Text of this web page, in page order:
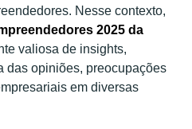
Nesse contexto,
2025 da
valiosa de insights,
das opiniões, preocupações
em diversas